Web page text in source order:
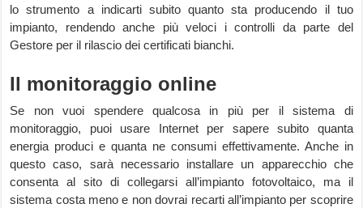
lo strumento a indicarti subito quanto sta producendo il tuo
impianto, rendendo anche più veloci i controlli da parte del
Gestore per il rilascio dei certificati bianchi.
Il monitoraggio online
Se non vuoi spendere qualcosa in più per il sistema di
monitoraggio, puoi usare Internet per sapere subito quanta
energia produci e quanta ne consumi effettivamente. Anche in
questo caso, sarà necessario installare un apparecchio che
consenta al sito di collegarsi all’impianto fotovoltaico, ma il
sistema costa meno e non dovrai recarti all’impianto per scoprire